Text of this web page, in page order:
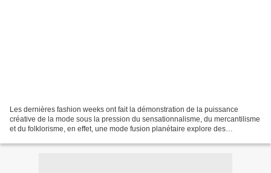
Les dernières fashion weeks ont fait la démonstration de la puissance
créative de la mode sous la pression du sensationnalisme, du mercantilisme
et du folklorisme, en effet, une mode fusion planétaire explore des